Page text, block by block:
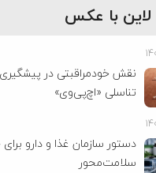
لاین با عکس
نقش خودمراقبتی در پیشگیری
تناسلی «اچ‌پی‌وی»
سلامت‌محور